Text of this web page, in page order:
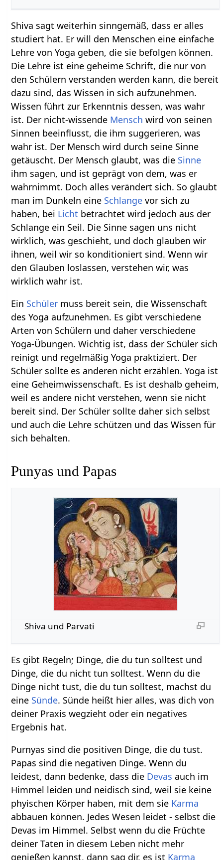
Shiva sagt weiterhin sinngemäß, dass er alles
studiert hat. Er will den Menschen eine einfache
Lehre von Yoga geben, die sie befolgen können.
Die Lehre ist eine geheime Schrift, die nur von
den Schülern verstanden werden kann, die bereit
dazu sind, das Wissen in sich aufzunehmen.
Wissen führt zur Erkenntnis dessen, was wahr
ist. Der nicht-wissende Mensch wird von seinen
Sinnen beeinflusst, die ihm suggerieren, was
wahr ist. Der Mensch wird durch seine Sinne
getäuscht. Der Mensch glaubt, was die Sinne
ihm sagen, und ist geprägt von dem, was er
wahrnimmt. Doch alles verändert sich. So glaubt
man im Dunkeln eine Schlange vor sich zu
haben, bei Licht betrachtet wird jedoch aus der
Schlange ein Seil. Die Sinne sagen uns nicht
wirklich, was geschieht, und doch glauben wir
ihnen, weil wir so konditioniert sind. Wenn wir
den Glauben loslassen, verstehen wir, was
wirklich wahr ist.
Ein Schüler muss bereit sein, die Wissenschaft
des Yoga aufzunehmen. Es gibt verschiedene
Arten von Schülern und daher verschiedene
Yoga-Übungen. Wichtig ist, dass der Schüler sich
reinigt und regelmäßig Yoga praktiziert. Der
Schüler sollte es anderen nicht erzählen. Yoga ist
eine Geheimwissenschaft. Es ist deshalb geheim,
weil es andere nicht verstehen, wenn sie nicht
bereit sind. Der Schüler sollte daher sich selbst
und auch die Lehre schützen und das Wissen für
sich behalten.
Punyas und Papas
Shiva und Parvati
Es gibt Regeln; Dinge, die du tun solltest und
Dinge, die du nicht tun solltest. Wenn du die
Dinge nicht tust, die du tun solltest, machst du
eine Sünde. Sünde heißt hier alles, was dich von
deiner Praxis wegzieht oder ein negatives
Ergebnis hat.
Purnyas sind die positiven Dinge, die du tust.
Papas sind die negativen Dinge. Wenn du
leidest, dann bedenke, dass die Devas auch im
Himmel leiden und neidisch sind, weil sie keine
phyischen Körper haben, mit dem sie Karma
abbauen können. Jedes Wesen leidet - selbst die
Devas im Himmel. Selbst wenn du die Früchte
deiner Taten in diesem Leben nicht mehr
genießen kannst, dann sag dir, es ist Karma